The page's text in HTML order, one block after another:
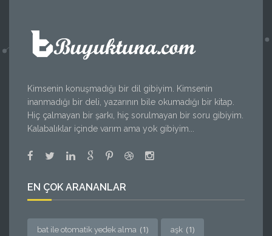
Kimsenin konuşmadığı bir dil gibiyim. Kimsenin
inanmadığı bir deli, yazarının bile okumadığı bir kitap.
Hiç çalmayan bir şarkı, hiç sorulmayan bir soru gibiyim.
Kalabalıklar içinde varım ama yok gibiyim...
EN ÇOK ARANANLAR
bat ile otomatik yedek alma (1) aşk (1)